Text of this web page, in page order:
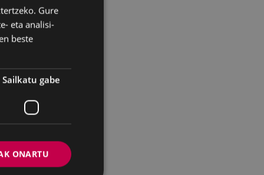
BASQUE
SPANISH
Gure
eta analisi-
beste
Sailkatu gabe
ONARTU